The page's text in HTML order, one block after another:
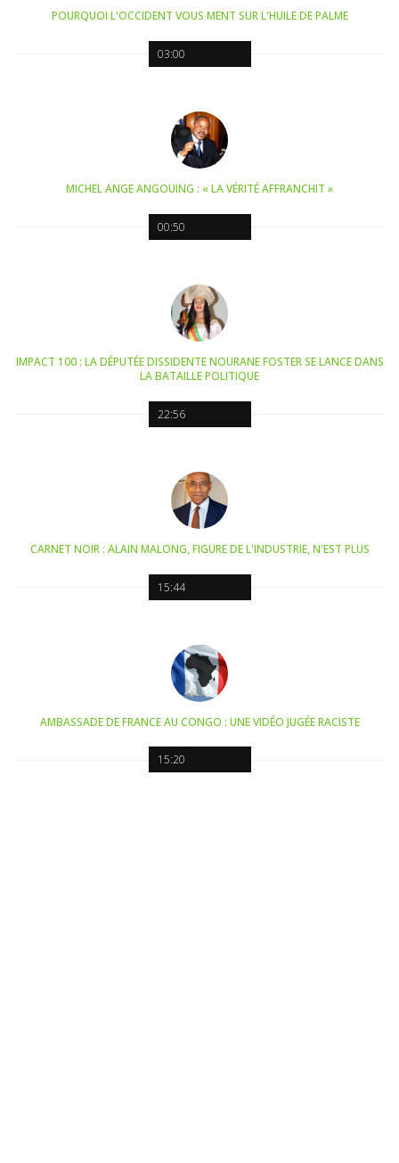
03:00
POURQUOI L'OCCIDENT VOUS MENT SUR L'HUILE DE PALME
00:50
MICHEL ANGE ANGOUING : « LA VÉRITÉ AFFRANCHIT »
22:56
IMPACT 100 : LA DÉPUTÉE DISSIDENTE NOURANE FOSTER SE LANCE DANS
LA BATAILLE POLITIQUE
15:44
CARNET NOIR : ALAIN MALONG, FIGURE DE L'INDUSTRIE, N'EST PLUS
15:20
AMBASSADE DE FRANCE AU CONGO : UNE VIDÉO JUGÉE RACISTE